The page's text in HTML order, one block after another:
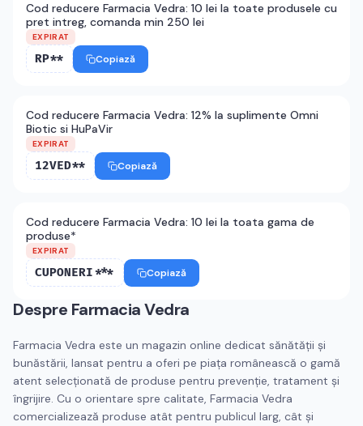
Cod reducere Farmacia Vedra: 10 lei la toate produsele cu
pret intreg, comanda min 250 lei
EXPIRAT
RP** Copiază
Cod reducere Farmacia Vedra: 12% la suplimente Omni
Biotic si HuPaVir
EXPIRAT
12VED** Copiază
Cod reducere Farmacia Vedra: 10 lei la toata gama de
produse*
EXPIRAT
CUPONERI*** Copiază
Despre Farmacia Vedra
Farmacia Vedra este un magazin online dedicat sănătății și
bunăstării, lansat pentru a oferi pe piața românească o gamă
atent selecționată de produse pentru prevenție, tratament și
îngrijire. Cu o orientare spre calitate, Farmacia Vedra
comercializează produse atât pentru publicul larg, cât și